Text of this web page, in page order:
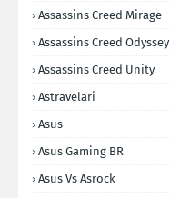
Assassins Creed Mirage
Assassins Creed Odyssey
Assassins Creed Unity
Astravelari
Asus
Asus Gaming BR
Asus Vs Asrock